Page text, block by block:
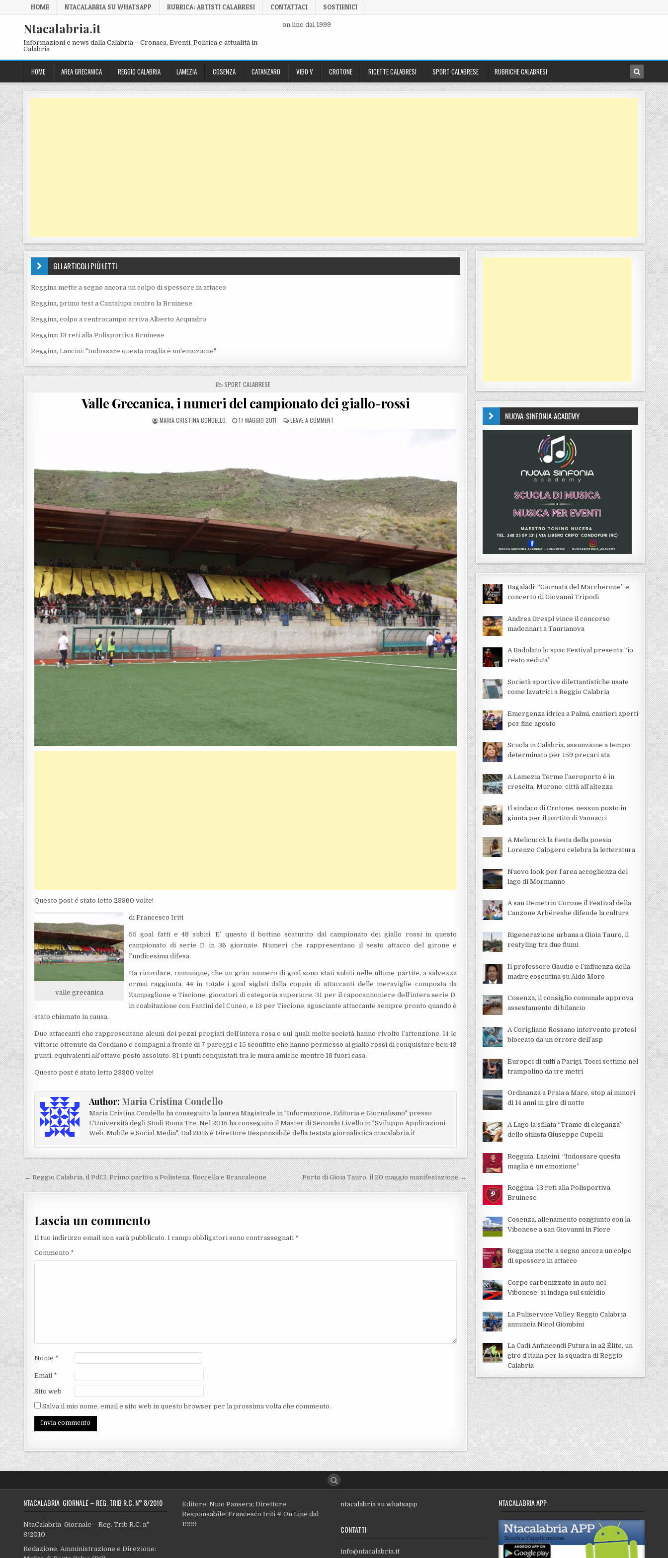
Skip to content
HOME NTACALABRIA SU WHATSAPP RUBRICA: ARTISTI CALABRESI CONTATTACI SOSTIENICI
Ntacalabria.it
Informazioni e news dalla Calabria – Cronaca, Eventi, Politica e attualità in
Calabria
on line dal 1999
HOME AREA GRECANICA REGGIO CALABRIA LAMEZIA COSENZA CATANZARO VIBO V CROTONE RICETTE CALABRESI SPORT CALABRESE RUBRICHE CALABRESI
GLI ARTICOLI PIÙ LETTI
Reggina mette a segno ancora un colpo di spessore in attacco
Reggina, primo test a Cantalupa contro la Bruinese
Reggina, colpo a centrocampo arriva Alberto Acquadro
Reggina: 13 reti alla Polisportiva Bruinese
Reggina, Lancini: "Indossare questa maglia è un'emozione"
POSTED IN
SPORT CALABRESE
Valle Grecanica, i numeri del campionato dei giallo-rossi
POSTED BY
MARIA CRISTINA CONDELLO POSTED ON
17 MAGGIO 2011 LEAVE A COMMENT ON VALLE GRECANICA, I NUMERI DEL CAMPIONATO DEI GIALLO-ROSSI
Questo post é stato letto 23360 volte!
valle grecanica
di Francesco Iriti
55 goal fatti e 48 subiti. E’ questo il bottino scaturito dal campionato dei giallo rossi in questo
campionato di serie D in 36 giornate. Numeri che rappresentano il sesto attacco del girone e
l’undicesima difesa.
Da ricordare, comunque, che un gran numero di goal sono stati subiti nelle ultime partite, a salvezza
ormai raggiunta. 44 in totale i goal siglati dalla coppia di attaccanti delle meraviglie composta da
Zampaglione e Tiscione, giocatori di categoria superiore. 31 per il capocannoniere dell’intera serie D,
in coabitazione con Fantini del Cuneo, e 13 per Tiscione, sgusciante attaccante sempre pronto quando è
stato chiamato in causa.
Due attaccanti che rappresentano alcuni dei pezzi pregiati dell’intera rosa e sui quali molte società hanno rivolto l’attenzione. 14 le
vittorie ottenute da Cordiano e compagni a fronte di 7 pareggi e 15 sconfitte che hanno permesso ai giallo rossi di conquistare ben 49
punti, equivalenti all’ottavo posto assoluto. 31 i punti conquistati tra le mura amiche mentre 18 fuori casa.
Questo post é stato letto 23360 volte!
Author: Maria Cristina Condello
Maria Cristina Condello ha conseguito la laurea Magistrale in "Informazione, Editoria e Giornalismo" presso
L'Università degli Studi Roma Tre. Nel 2015 ha conseguito il Master di Secondo Livello in "Sviluppo Applicazioni
Web, Mobile e Social Media". Dal 2016 è Direttore Responsabile della testata giornalistica ntacalabria.it
Navigazione articoli
← Reggio Calabria, il PdCI: Primo partito a Polistena, Roccella e Brancaleone Porto di Gioia Tauro, il 20 maggio manifestazione →
Lascia un commento
Il tuo indirizzo email non sarà pubblicato. I campi obbligatori sono contrassegnati *
Commento *
Nome *
Email *
Sito web
Salva il mio nome, email e sito web in questo browser per la prossima volta che commento.
NUOVA-SINFONIA-ACADEMY
Bagaladi: “Giornata del Maccherone” e
concerto di Giovanni Tripodi
Andrea Grespi vince il concorso
madonnari a Taurianova
A Badolato lo spac Festival presenta “io
resto seduta”
Società sportive dilettantistiche usate
come lavatrici a Reggio Calabria
Emergenza idrica a Palmi, cantieri aperti
per fine agosto
Scuola in Calabria, assunzione a tempo
determinato per 159 precari ata
A Lamezia Terme l’aeroporto è in
crescita, Murone, città all’altezza
Il sindaco di Crotone, nessun posto in
giunta per il partito di Vannacci
A Melicuccà la Festa della poesia
Lorenzo Calogero celebra la letteratura
Nuovo look per l’area accoglienza del
lago di Mormanno
A san Demetrio Corone il Festival della
Canzone Arbëreshe difende la cultura
Rigenerazione urbana a Gioia Tauro, il
restyling tra due fiumi
Il professore Gaudio e l’influenza della
madre cosentina su Aldo Moro
Cosenza, il consiglio comunale approva
assestamento di bilancio
A Corigliano Rossano intervento protesi
bloccato da un errore dell’asp
Europei di tuffi a Parigi, Tocci settimo nel
trampolino da tre metri
Ordinanza a Praia a Mare, stop ai minori
di 14 anni in giro di notte
A Lago la sfilata “Trame di eleganza”
dello stilista Giuseppe Cupelli
Reggina, Lancini: “Indossare questa
maglia è un’emozione”
Reggina: 13 reti alla Polisportiva
Bruinese
Cosenza, allenamento congiunto con la
Vibonese a san Giovanni in Fiore
Reggina mette a segno ancora un colpo
di spessore in attacco
Corpo carbonizzato in auto nel
Vibonese, si indaga sul suicidio
La Puliservice Volley Reggio Calabria
annuncia Nicol Giombini
La Cadì Antincendi Futura in a2 Élite, un
giro d’italia per la squadra di Reggio
Calabria
NTACALABRIA GIORNALE – REG. TRIB R.C. N° 8/2010
NtaCalabria Giornale – Reg. Trib R.C. n°
8/2010
Redazione, Amministrazione e Direzione:
Editore: Nino Pansera; Direttore
Responsabile: Francesco Iriti # On Line dal
1999
ntacalabria su whatsapp
CONTATTI
info@ntacalabria.it
NTACALABRIA APP